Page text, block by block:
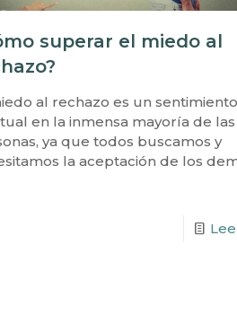
superar el miedo al
al rechazo es un sentimiento
en la inmensa mayoría de las
ya que todos buscamos y
la aceptación de los